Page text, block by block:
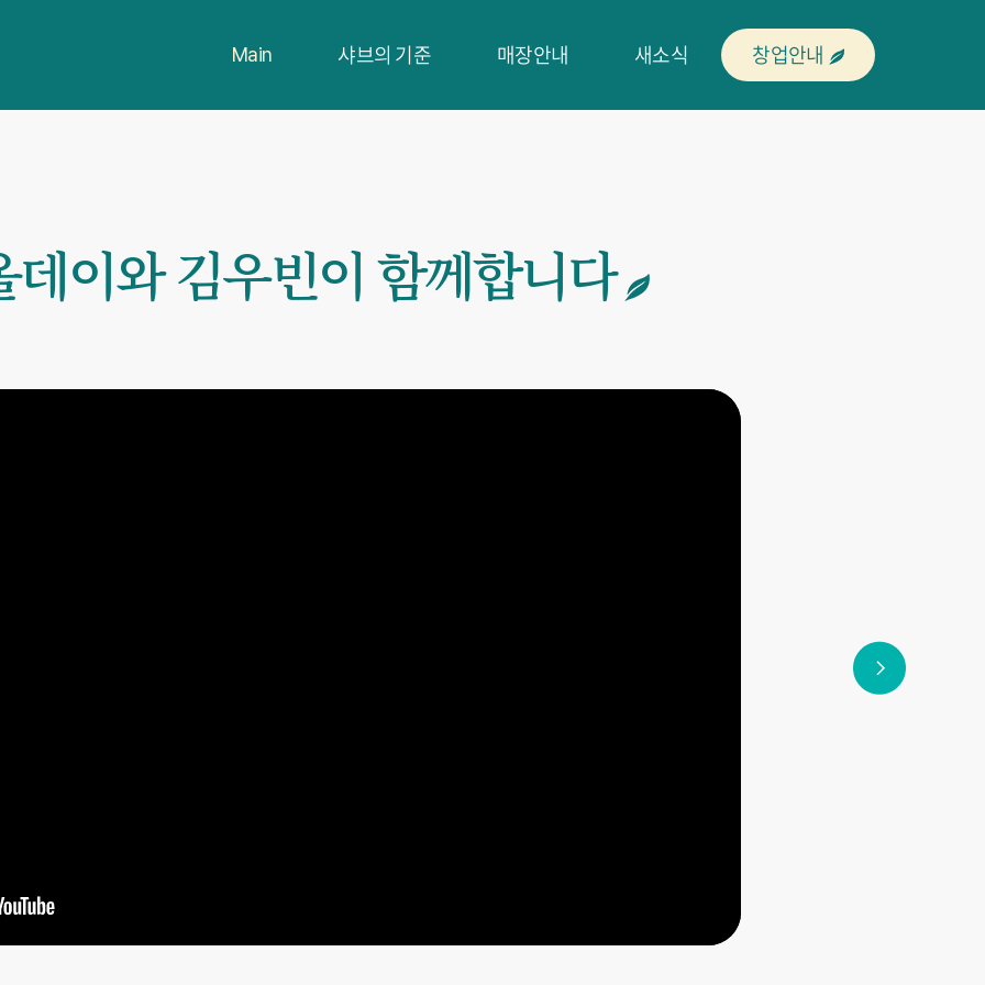
Main 샤브의 기준 매장안내 새소식 창업안내
데이와 김우빈이 함께합니다